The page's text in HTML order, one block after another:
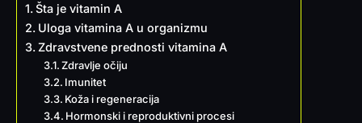
Šta je vitamin A
Uloga vitamina A u organizmu
Zdravstvene prednosti vitamina A
Zdravlje očiju
Imunitet
Koža i regeneracija
Hormonski i reproduktivni procesi